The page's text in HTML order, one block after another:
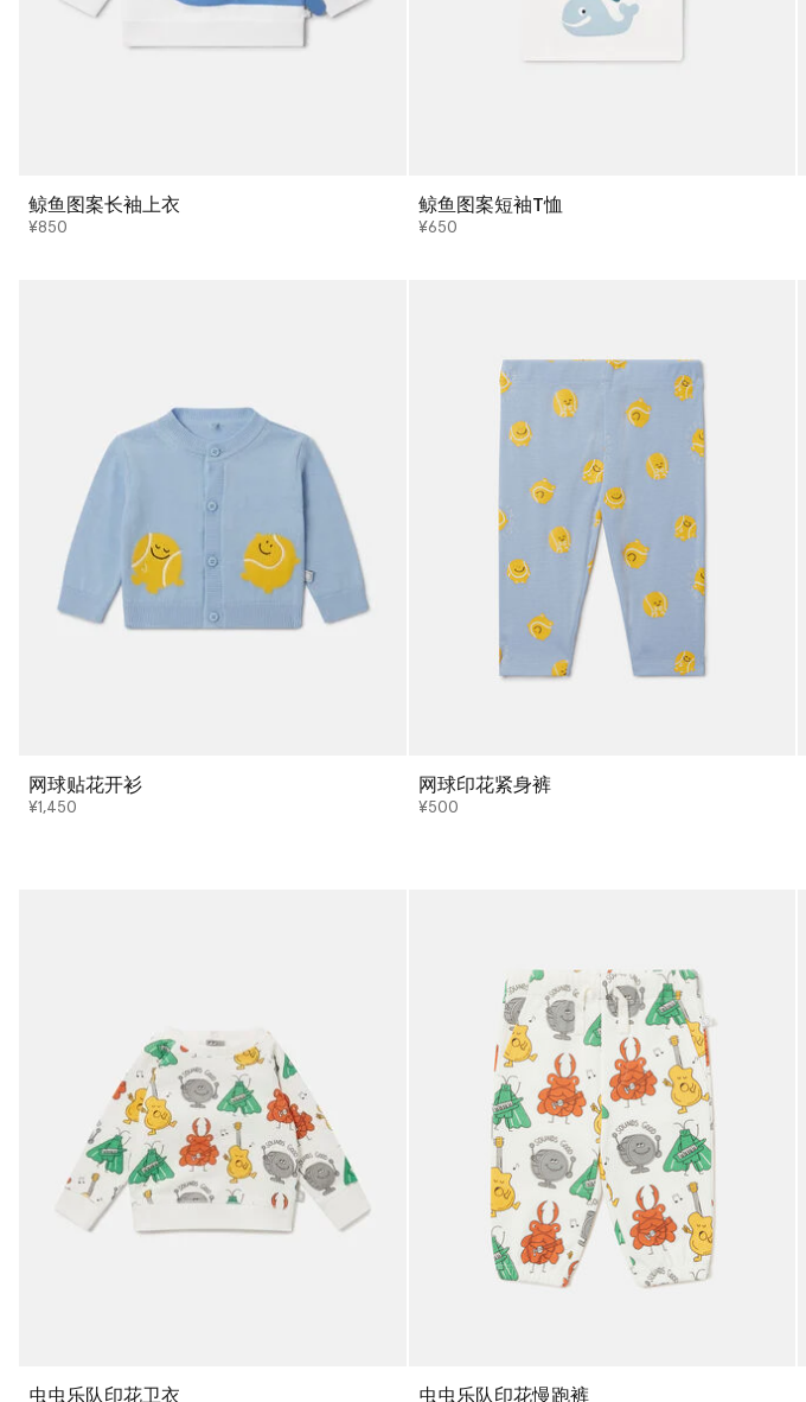
鲸鱼图案长袖上衣
¥850
鲸鱼图案短袖T恤
¥650
网球贴花开衫
¥1,450
网球印花紧身裤
¥500
虫虫乐队印花卫衣 虫虫乐队印花慢跑裤